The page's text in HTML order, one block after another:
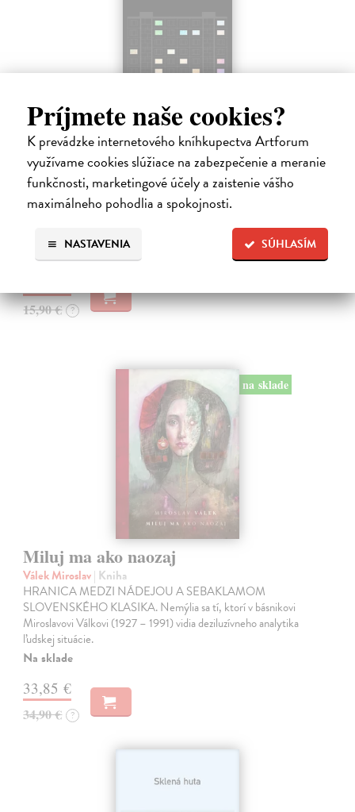
Príjmete naše cookies?
K prevádzke internetového kníhkupectva Artforum
využívame cookies slúžiace na zabezpečenie a meranie
funkčnosti, marketingové účely a zaistenie vášho
maximálneho pohodlia a spokojnosti.
SÚHLASÍM
NASTAVENIA
Záznam o vzniku zvláštneho sveta
Ábelová Mirka| Kniha
Po úspešných a vypredaných básnických zbierkach Striptíz, Na!,
Básničky pre domáce paničky, Večný pocit nedele a Dom, vydáva
Na sklade
15,90 € ?
na sklade
Miluj ma ako naozaj
Válek Miroslav| Kniha
HRANICA MEDZI NÁDEJOU A SEBAKLAMOM
SLOVENSKÉHO KLASIKA. Nemýlia sa tí, ktorí v básnikovi
Miroslavovi Válkovi (1927 – 1991) vidia deziluzívneho analytika
ľudskej situácie.
Na sklade
33,85 €
34,90 € ?